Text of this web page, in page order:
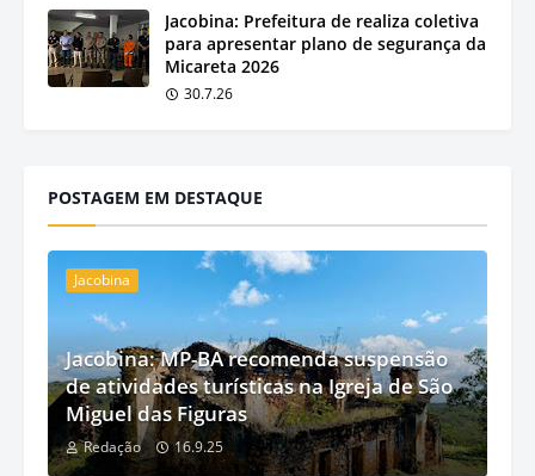
Jacobina: Prefeitura de realiza coletiva
para apresentar plano de segurança da
Micareta 2026
30.7.26
POSTAGEM EM DESTAQUE
Jacobina
Jacobina: MP-BA recomenda suspensão
de atividades turísticas na Igreja de São
Miguel das Figuras
Redação 16.9.25